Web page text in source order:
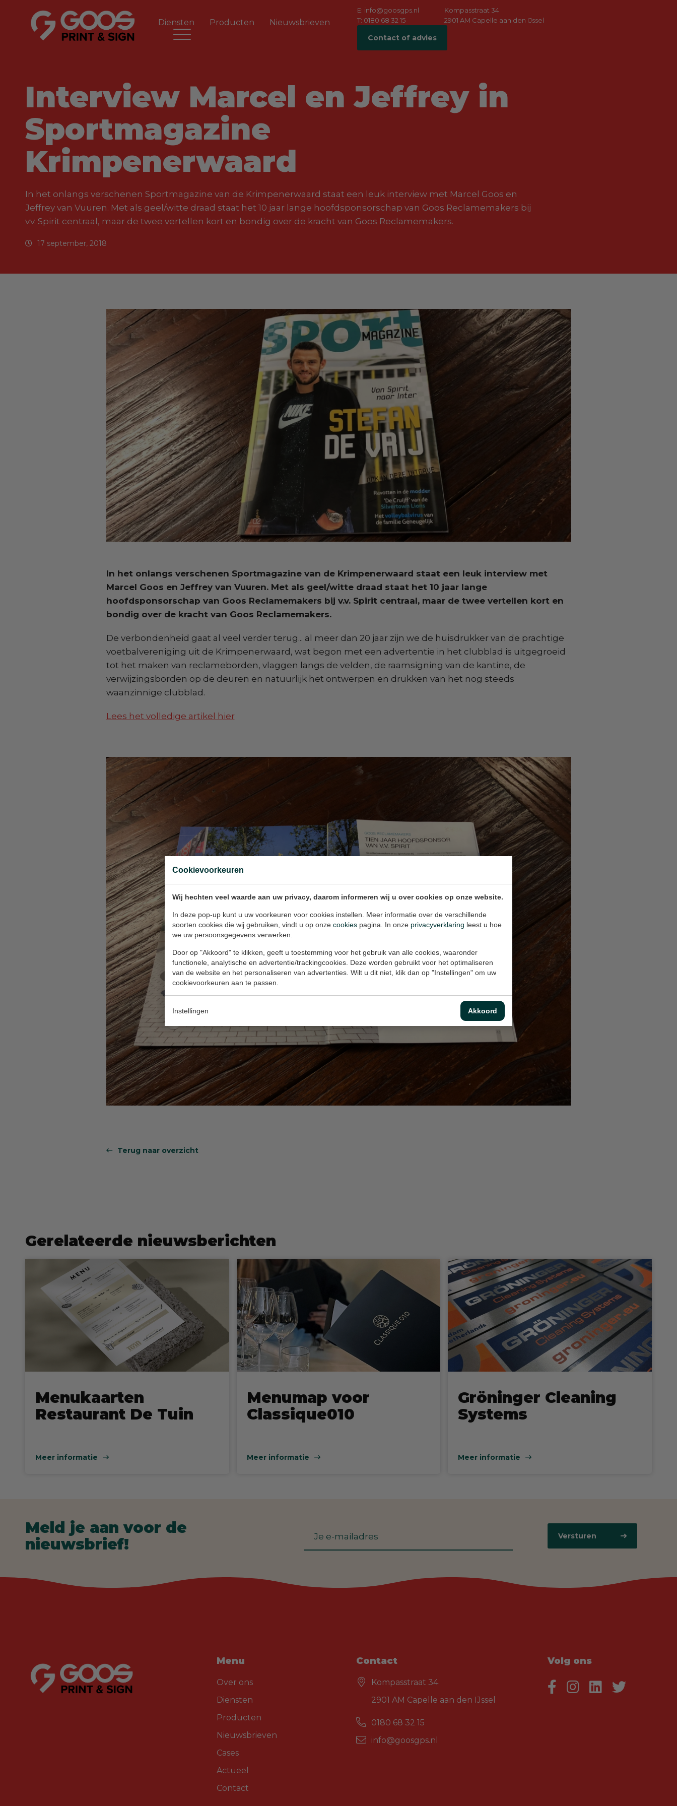
Cookievoorkeuren
Wij hechten veel waarde aan uw privacy, daarom informeren wij u over cookies op onze website.
In deze pop-up kunt u uw voorkeuren voor cookies instellen. Meer informatie over de verschillende
soorten cookies die wij gebruiken, vindt u op onze cookies pagina. In onze privacyverklaring leest u hoe
we uw persoonsgegevens verwerken.
Door op "Akkoord" te klikken, geeft u toestemming voor het gebruik van alle cookies, waaronder
functionele, analytische en advertentie/trackingcookies. Deze worden gebruikt voor het optimaliseren
van de website en het personaliseren van advertenties. Wilt u dit niet, klik dan op "Instellingen" om uw
cookievoorkeuren aan te passen.
Instellingen Akkoord
Diensten Producten Nieuwsbrieven
E: info@goosgps.nl
T: 0180 68 32 15
Kompasstraat 34
2901 AM Capelle aan den IJssel
Contact of advies
Interview Marcel en Jeffrey in
Sportmagazine
Krimpenerwaard
In het onlangs verschenen Sportmagazine van de Krimpenerwaard staat een leuk interview met Marcel Goos en
Jeffrey van Vuuren. Met als geel/witte draad staat het 10 jaar lange hoofdsponsorschap van Goos Reclamemakers bij
v.v. Spirit centraal, maar de twee vertellen kort en bondig over de kracht van Goos Reclamemakers.
17 september, 2018
In het onlangs verschenen Sportmagazine van de Krimpenerwaard staat een leuk interview met
Marcel Goos en Jeffrey van Vuuren. Met als geel/witte draad staat het 10 jaar lange
hoofdsponsorschap van Goos Reclamemakers bij v.v. Spirit centraal, maar de twee vertellen kort en
bondig over de kracht van Goos Reclamemakers.
De verbondenheid gaat al veel verder terug... al meer dan 20 jaar zijn we de huisdrukker van de prachtige
voetbalvereniging uit de Krimpenerwaard, wat begon met een advertentie in het clubblad is uitgegroeid
tot het maken van reclameborden, vlaggen langs de velden, de raamsigning van de kantine, de
verwijzingsborden op de deuren en natuurlijk het ontwerpen en drukken van het nog steeds
waanzinnige clubblad.
Lees het volledige artikel hier
Terug naar overzicht
Gerelateerde nieuwsberichten
Menukaarten
Restaurant De Tuin
Meer informatie
Menumap voor
Classique010
Meer informatie
Gröninger Cleaning
Systems
Meer informatie
Meld je aan voor de
nieuwsbrief!
Versturen
Menu
Over ons
Diensten
Producten
Nieuwsbrieven
Cases
Actueel
Contact
Contact
Kompasstraat 34
2901 AM Capelle aan den IJssel
0180 68 32 15
info@goosgps.nl
Volg ons